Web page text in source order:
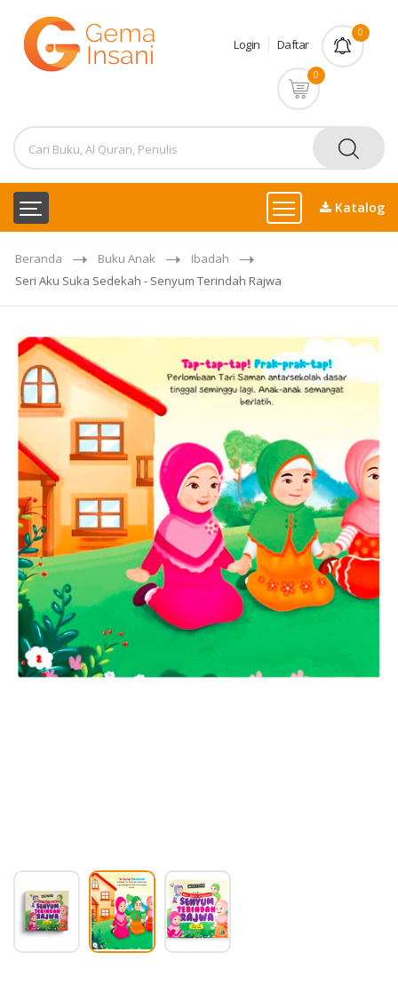
Login Daftar
0
0
Katalog
Beranda Buku Anak
Ibadah
Seri Aku Suka Sedekah - Senyum Terindah Rajwa